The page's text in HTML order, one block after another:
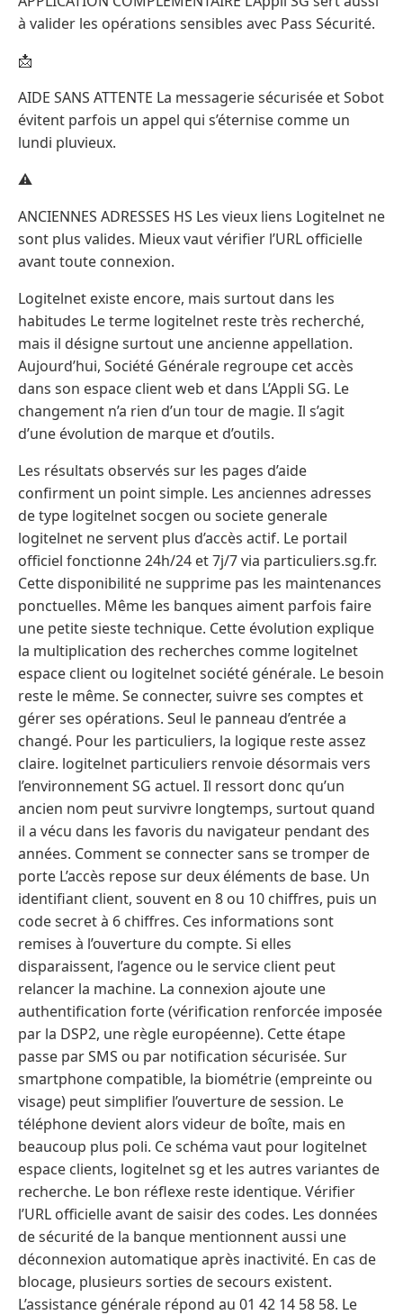
à valider les opérations sensibles avec Pass Sécurité.
📩
AIDE SANS ATTENTE La messagerie sécurisée et Sobot
évitent parfois un appel qui s’éternise comme un
lundi pluvieux.
⚠️
ANCIENNES ADRESSES HS Les vieux liens Logitelnet ne
sont plus valides. Mieux vaut vérifier l’URL officielle
avant toute connexion.
Logitelnet existe encore, mais surtout dans les
habitudes Le terme logitelnet reste très recherché,
mais il désigne surtout une ancienne appellation.
Aujourd’hui, Société Générale regroupe cet accès
dans son espace client web et dans L’Appli SG. Le
changement n’a rien d’un tour de magie. Il s’agit
d’une évolution de marque et d’outils.
Les résultats observés sur les pages d’aide
confirment un point simple. Les anciennes adresses
de type logitelnet socgen ou societe generale
logitelnet ne servent plus d’accès actif. Le portail
officiel fonctionne 24h/24 et 7j/7 via particuliers.sg.fr.
Cette disponibilité ne supprime pas les maintenances
ponctuelles. Même les banques aiment parfois faire
une petite sieste technique. Cette évolution explique
la multiplication des recherches comme logitelnet
espace client ou logitelnet société générale. Le besoin
reste le même. Se connecter, suivre ses comptes et
gérer ses opérations. Seul le panneau d’entrée a
changé. Pour les particuliers, la logique reste assez
claire. logitelnet particuliers renvoie désormais vers
l’environnement SG actuel. Il ressort donc qu’un
ancien nom peut survivre longtemps, surtout quand
il a vécu dans les favoris du navigateur pendant des
années. Comment se connecter sans se tromper de
porte L’accès repose sur deux éléments de base. Un
identifiant client, souvent en 8 ou 10 chiffres, puis un
code secret à 6 chiffres. Ces informations sont
remises à l’ouverture du compte. Si elles
disparaissent, l’agence ou le service client peut
relancer la machine. La connexion ajoute une
authentification forte (vérification renforcée imposée
par la DSP2, une règle européenne). Cette étape
passe par SMS ou par notification sécurisée. Sur
smartphone compatible, la biométrie (empreinte ou
visage) peut simplifier l’ouverture de session. Le
téléphone devient alors videur de boîte, mais en
beaucoup plus poli. Ce schéma vaut pour logitelnet
espace clients, logitelnet sg et les autres variantes de
recherche. Le bon réflexe reste identique. Vérifier
l’URL officielle avant de saisir des codes. Les données
de sécurité de la banque mentionnent aussi une
déconnexion automatique après inactivité. En cas de
blocage, plusieurs sorties de secours existent.
L’assistance générale répond au 01 42 14 58 58. Le